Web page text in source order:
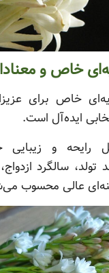
خاص و
خاص برای
ایده‌آل است.
رایحه و
تولد، سالگرد
عالی محسوب